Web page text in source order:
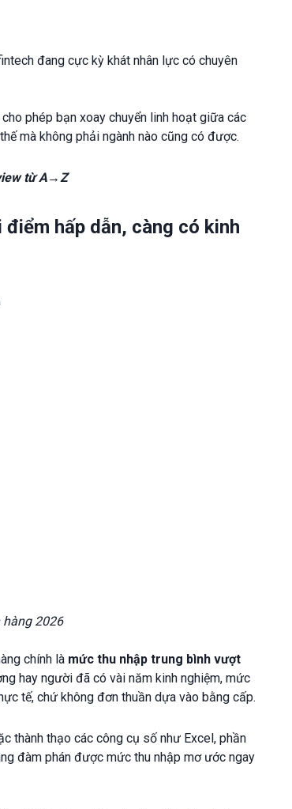
đang cực kỳ khát nhân lực có chuyên
phép bạn xoay chuyển linh hoạt giữa các
mà không phải ngành nào cũng có được.
từ A→Z
hấp dẫn, càng có kinh
hàng 2026
chính là mức thu nhập trung bình vượt
hay người đã có vài năm kinh nghiệm, mức
tế, chứ không đơn thuần dựa vào bằng cấp.
thành thạo các công cụ số như Excel, phần
đàm phán được mức thu nhập mơ ước ngay